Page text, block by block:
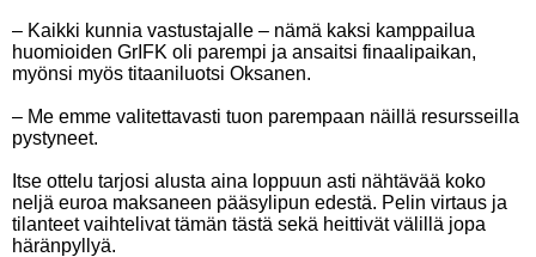
– Kaikki kunnia vastustajalle – nämä kaksi kamppailua
huomioiden GrIFK oli parempi ja ansaitsi finaalipaikan,
myönsi myös titaaniluotsi Oksanen.
– Me emme valitettavasti tuon parempaan näillä resursseilla
pystyneet.
Itse ottelu tarjosi alusta aina loppuun asti nähtävää koko
neljä euroa maksaneen pääsylipun edestä. Pelin virtaus ja
tilanteet vaihtelivat tämän tästä sekä heittivät välillä jopa
häränpyllyä.